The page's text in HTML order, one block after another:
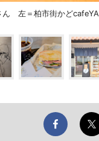
左＝柏市街かど